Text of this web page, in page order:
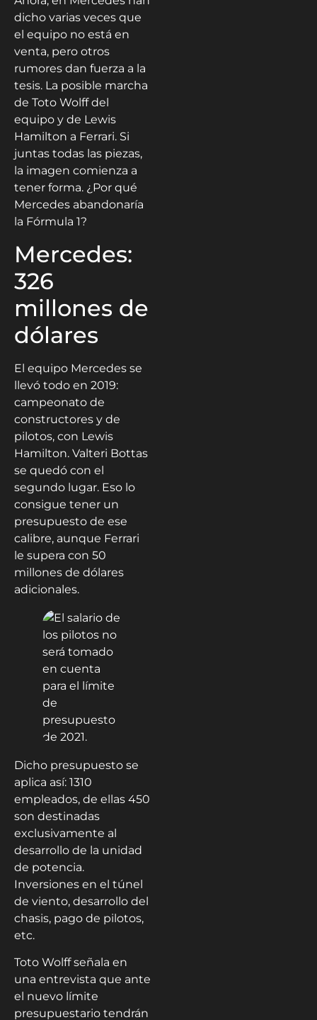
dicho varias veces que
el equipo no está en
venta, pero otros
rumores dan fuerza a la
tesis. La posible marcha
de Toto Wolff del
equipo y de Lewis
Hamilton a Ferrari. Si
juntas todas las piezas,
la imagen comienza a
tener forma. ¿Por qué
Mercedes abandonaría
la Fórmula 1?
Mercedes:
326
millones de
dólares
El equipo Mercedes se
llevó todo en 2019:
campeonato de
constructores y de
pilotos, con Lewis
Hamilton. Valteri Bottas
se quedó con el
segundo lugar. Eso lo
consigue tener un
presupuesto de ese
calibre, aunque Ferrari
le supera con 50
millones de dólares
adicionales.
Dicho presupuesto se
aplica así: 1310
empleados, de ellas 450
son destinadas
exclusivamente al
desarrollo de la unidad
de potencia.
Inversiones en el túnel
de viento, desarrollo del
chasis, pago de pilotos,
etc.
Toto Wolff señala en
una entrevista que ante
el nuevo límite
presupuestario tendrán